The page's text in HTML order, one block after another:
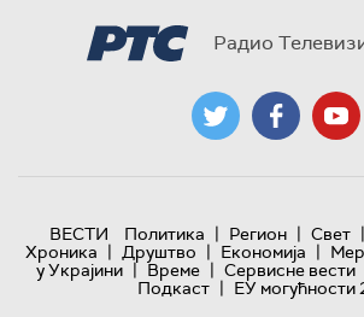
Радио
ВЕСТИ Политика | Регион | Свет |
Хроника | Друштво | Економија |
у Украјини | Време | Сервисне вести
Подкаст | ЕУ могућности